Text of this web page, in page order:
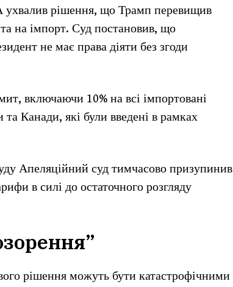
рішення, що Трамп перевищив
на імпорт. Суд постановив, що
не має права діяти без згоди
включаючи 10% на всі імпортовані
Канади, які були введені в рамках
Апеляційний суд тимчасово призупинив
в силі до остаточного розгляду
рішення можуть бути катастрофічними